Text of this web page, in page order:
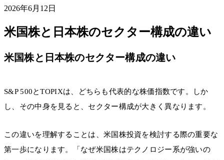
2026年6月12日
米国株と日本株のセクター構成の違い
米国株と日本株のセクター構成の違い
S&P 500とTOPIXは、どちらも代表的な株価指数です。しか
し、その中身を見ると、セクター構成が大きく異なります。
この違いを理解することは、米国株投資を検討する際の重要な
第一歩になります。「なぜ米国株はテクノロジー系が強いの